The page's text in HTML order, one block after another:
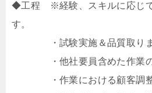
◆工程 ※経験、スキルに応じて
す。
・試験実施＆品質取りま
・他社要員含めた作業の
・作業における顧客調